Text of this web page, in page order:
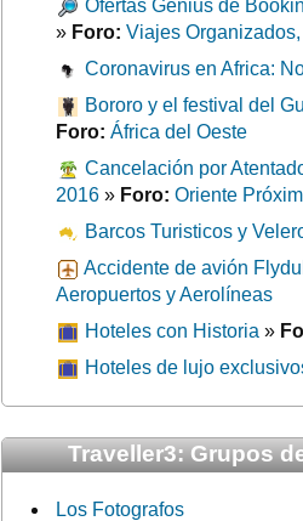
Ofertas Genius de
» Foro: Viajes
Coronavirus en Africa:
Bororo y el festival del
Foro: África del Oeste
Cancelación por
2016 » Foro: Oriente
Barcos Turisticos y
Accidente de avión
Aeropuertos y Aerolíneas
Hoteles con Historia »
Hoteles de lujo
Traveller3: Grupos
Los Fotografos